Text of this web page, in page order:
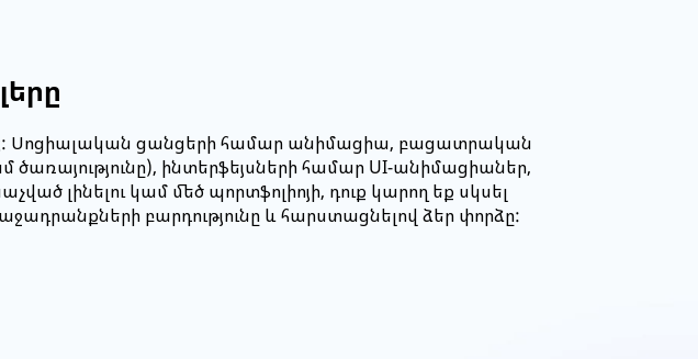
է: Սոցիալական ցանցերի համար անիմացիա, բացատրական
ինտերֆեյսների համար UI-անիմացիաներ,
լինելու կամ մեծ պորտֆոլիոյի, դուք կարող եք սկսել
բարդությունը և հարստացնելով ձեր փորձը: